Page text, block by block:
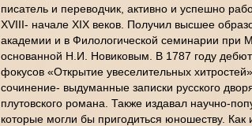
писатель и переводчик, активно и успешно
XVIII- начале XIX веков. Получил высшее
академии и в Филологической семинарии при
основанной Н.И. Новиковым. В 1787 году
фокусов «Открытие увеселительных
сочинение- выдуманные записки русского
плутовского романа. Также издавал научно-
которые могли бы пригодиться юношеству. Как